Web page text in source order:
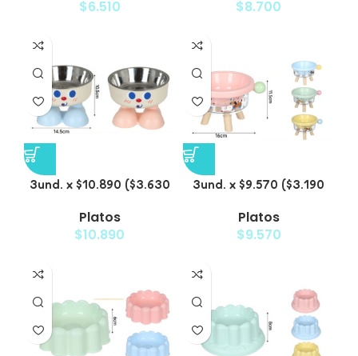
$6.510 $8.700
3und. x $10.890 ($3.630
Acero para Mascotas
Platos
$10.890
3und. x $9.570 ($3.190
para Mascotas
Platos
$9.570